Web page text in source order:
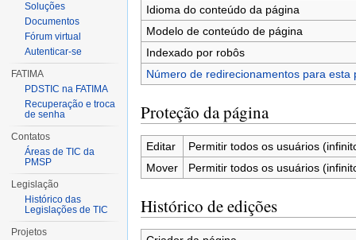
Idioma do conteúdo da página
Modelo de conteúdo de página
Indexado por robôs
Número de redirecionamentos para esta
Proteção da página
Editar
Permitir todos os usuários
Mover
Permitir todos os usuários
Histórico de edições
Soluções
Documentos
Fórum virtual
Autenticar-se
FATIMA
PDSTIC na FATIMA
Recuperação e troca
de senha
Contatos
Áreas de TIC da
PMSP
Legislação
Histórico das
Legislações de TIC
Projetos